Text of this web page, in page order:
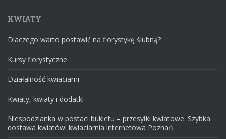
KWIATY
Dlaczego warto postawić na florystykę ślubną?
Kursy florystyczne
Działalność kwiaciarni
Kwiaty, kwiaty i dodatki
Niespodzianka w postaci bukietu – przesyłki kwiatowe. Szybka
dostawa kwiatów: kwiaciarnia internetowa Poznań